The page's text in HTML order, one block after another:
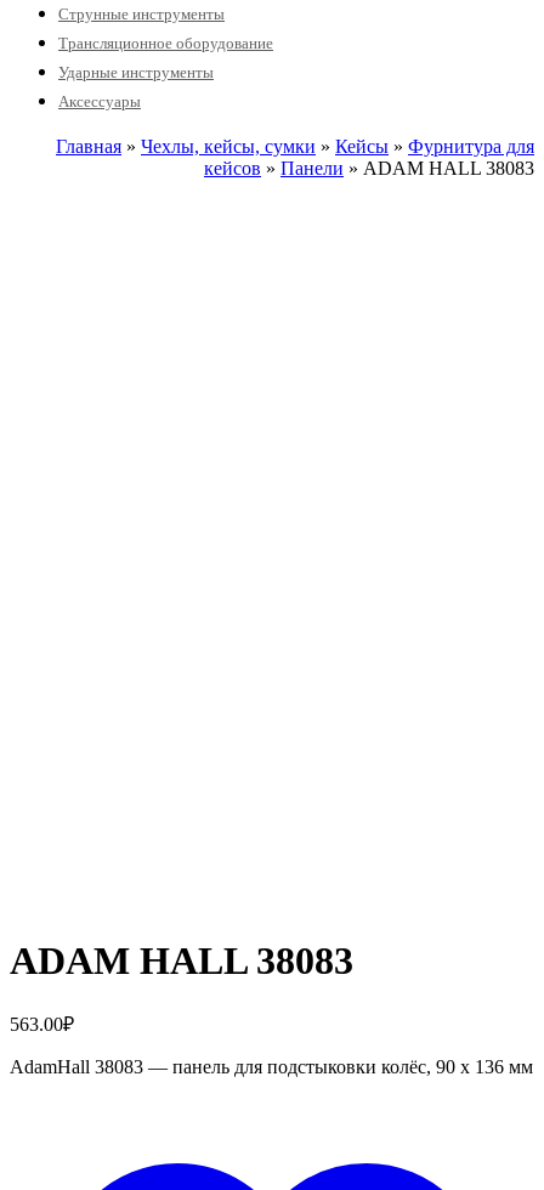
Струнные инструменты
Трансляционное оборудование
Ударные инструменты
Аксессуары
Главная » Чехлы, кейсы, сумки » Кейсы » Фурнитура для
кейсов » Панели » ADAM HALL 38083
ADAM HALL 38083
563.00₽
AdamHall 38083 — панель для подстыковки колёс, 90 x 136 мм